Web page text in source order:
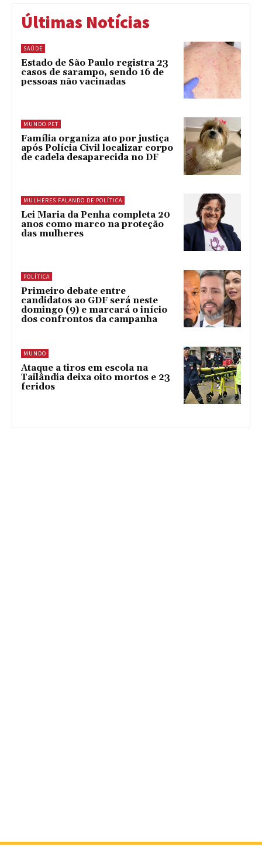
Últimas Notícias
SAÚDE
Estado de São Paulo registra 23
casos de sarampo, sendo 16 de
pessoas não vacinadas
MUNDO PET
Família organiza ato por justiça
após Polícia Civil localizar corpo
de cadela desaparecida no DF
MULHERES FALANDO DE POLÍTICA
Lei Maria da Penha completa 20
anos como marco na proteção
das mulheres
POLÍTICA
Primeiro debate entre
candidatos ao GDF será neste
domingo (9) e marcará o início
dos confrontos da campanha
MUNDO
Ataque a tiros em escola na
Tailândia deixa oito mortos e 23
feridos